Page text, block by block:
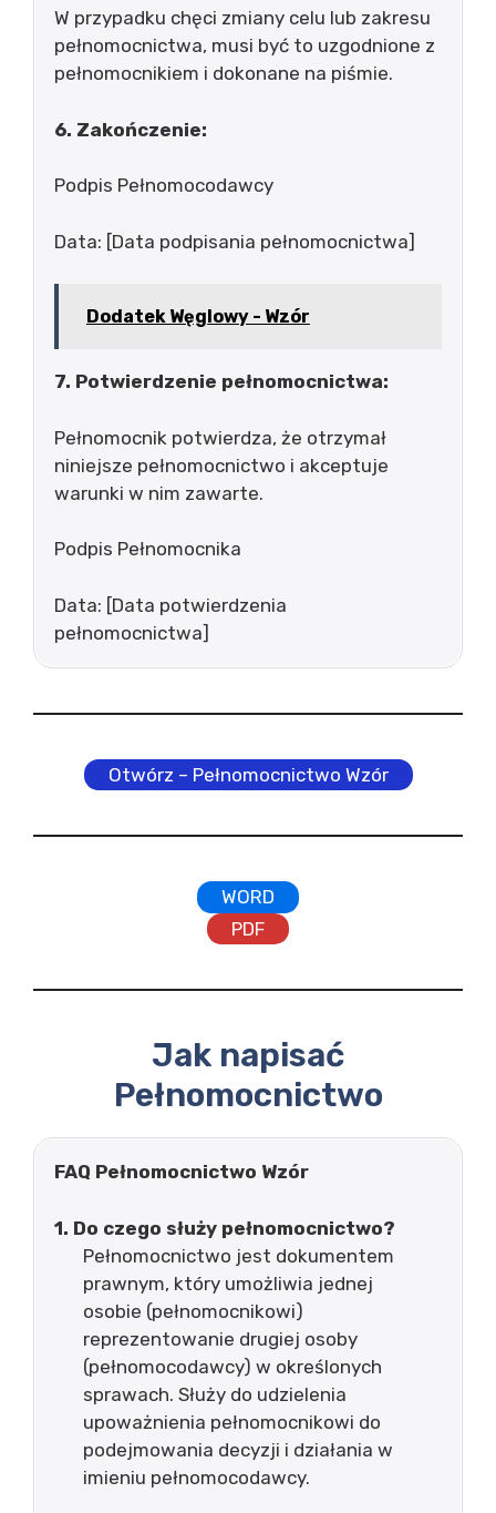
W przypadku chęci zmiany celu lub zakresu
pełnomocnictwa, musi być to uzgodnione z
pełnomocnikiem i dokonane na piśmie.
6. Zakończenie:
Podpis Pełnomocodawcy
Data: [Data podpisania pełnomocnictwa]
Dodatek Węglowy - Wzór
7. Potwierdzenie pełnomocnictwa:
Pełnomocnik potwierdza, że otrzymał
niniejsze pełnomocnictwo i akceptuje
warunki w nim zawarte.
Podpis Pełnomocnika
Data: [Data potwierdzenia
pełnomocnictwa]
Otwórz – Pełnomocnictwo Wzór
WORD
PDF
Jak napisać
Pełnomocnictwo
FAQ Pełnomocnictwo Wzór
1. Do czego służy pełnomocnictwo?
Pełnomocnictwo jest dokumentem
prawnym, który umożliwia jednej
osobie (pełnomocnikowi)
reprezentowanie drugiej osoby
(pełnomocodawcy) w określonych
sprawach. Służy do udzielenia
upoważnienia pełnomocnikowi do
podejmowania decyzji i działania w
imieniu pełnomocodawcy.